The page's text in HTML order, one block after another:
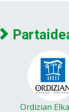
Ordizian